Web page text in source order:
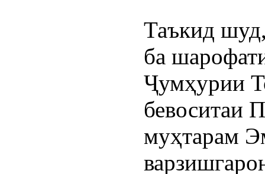
Таъкид
ба
Ҷумҳурии
бевоситаи
муҳтарам